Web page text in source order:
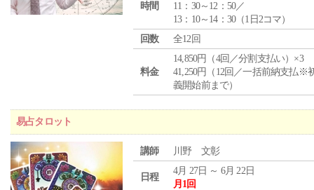
時間
11：30～12：50／
13：10～14：30（1日2コマ）
回数
全12回
料金
14,850円（4回／分割支払い）×3
41,250円（12回／一括前納支払※
義開始前まで）
易占タロット
講師 川野 文彰
日程
4月 27日 ～ 6月 22日
月1回